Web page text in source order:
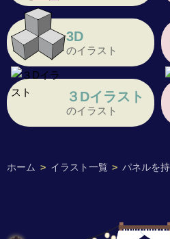
ホーム > イラスト一覧 > パネルを
3D
のイラスト
３Dイラスト
のイラスト